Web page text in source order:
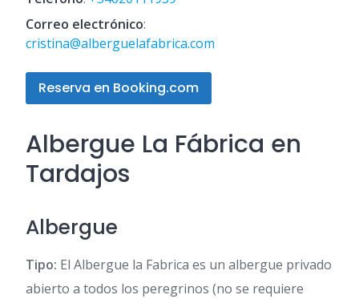
Correo electrónico:
cristina@alberguelafabrica.com
Reserva en Booking.com
Albergue La Fábrica en
Tardajos
Albergue
Tipo: El Albergue la Fabrica es un albergue privado
abierto a todos los peregrinos (no se requiere